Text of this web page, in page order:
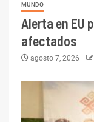
MUNDO
Alerta en EU
afectados
agosto 7, 2026